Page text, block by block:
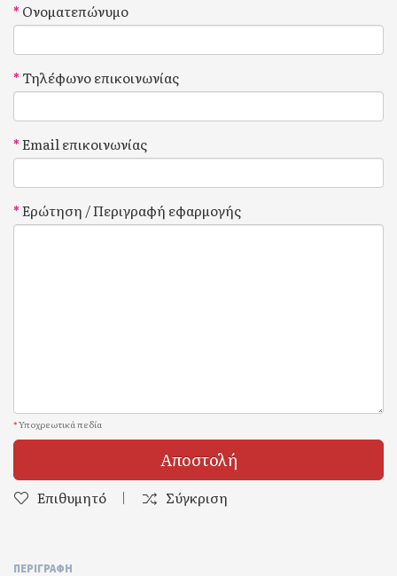
Ονοματεπώνυμο
Τηλέφωνο επικοινωνίας
Email επικοινωνίας
Ερώτηση / Περιγραφή εφαρμογής
*Υποχρεωτικά πεδία
Αποστολή
Επιθυμητό Σύγκριση
ΠΕΡΙΓΡΑΦΉ